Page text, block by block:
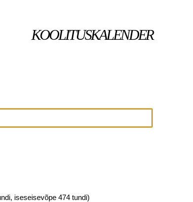
KOOLITUSKALENDER
iseseisevõpe 474 tundi)